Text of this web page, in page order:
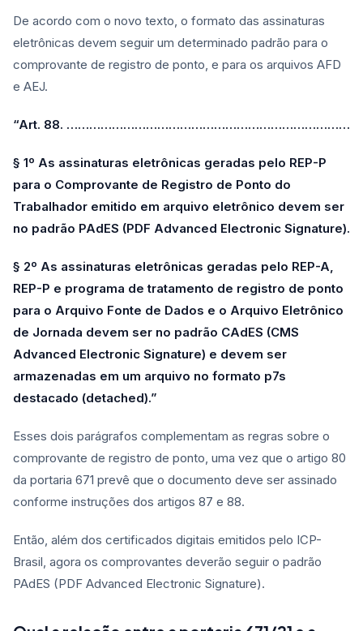
De acordo com o novo texto, o formato das assinaturas
eletrônicas devem seguir um determinado padrão para o
comprovante de registro de ponto, e para os arquivos AFD
e AEJ.
“Art. 88. …………………………………………………………………
§ 1º As assinaturas eletrônicas geradas pelo REP-P
para o Comprovante de Registro de Ponto do
Trabalhador emitido em arquivo eletrônico devem ser
no padrão PAdES (PDF Advanced Electronic Signature).
§ 2º As assinaturas eletrônicas geradas pelo REP-A,
REP-P e programa de tratamento de registro de ponto
para o Arquivo Fonte de Dados e o Arquivo Eletrônico
de Jornada devem ser no padrão CAdES (CMS
Advanced Electronic Signature) e devem ser
armazenadas em um arquivo no formato p7s
destacado (detached).”
Esses dois parágrafos complementam as regras sobre o
comprovante de registro de ponto, uma vez que o artigo 80
da portaria 671 prevê que o documento deve ser assinado
conforme instruções dos artigos 87 e 88.
Então, além dos certificados digitais emitidos pelo ICP-
Brasil, agora os comprovantes deverão seguir o padrão
PAdES (PDF Advanced Electronic Signature).